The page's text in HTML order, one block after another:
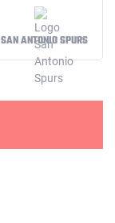
SAN ANTONIO SPURS